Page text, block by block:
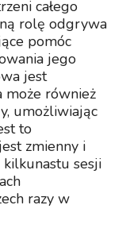
całego
rolę odgrywa
pomóc
jego
jest
może również
umożliwiając
to
zmienny i
kilkunastu sesji
razy w